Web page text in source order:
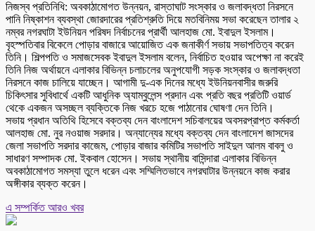
নিজস্ব প্রতিনিধি: অবকাঠামোগত উন্নয়ন, রাস্তাঘাট সংস্কার ও জলাবদ্ধতা নিরসনে
পানি নিষ্কাশন ব্যবস্থা জোরদারের প্রতিশ্রুতি দিয়ে মতবিনিময় সভা করেছেন তালার ২
নম্বর নগরঘাটা ইউনিয়ন পরিষদ নির্বাচনের প্রার্থী আলহাজ মো. ইবাদুল ইসলাম।
বৃহস্পতিবার বিকেলে পোড়ার বাজারে আয়োজিত এক জনাকীর্ণ সভায় সভাপতিত্ব করেন
তিনি। শিল্পপতি ও সমাজসেবক ইবাদুল ইসলাম বলেন, নির্বাচিত হওয়ার অপেক্ষা না করেই
তিনি নিজ অর্থায়নে এলাকার বিভিন্ন চলাচলের অনুপযোগী সড়ক সংস্কার ও জলাবদ্ধতা
নিরসনে কাজ চালিয়ে যাচ্ছেন। আগামী দু-এক দিনের মধ্যে ইউনিয়নবাসীর জরুরি
চিকিৎসার সুবিধার্থে একটি আধুনিক অ্যাম্বুলেন্স প্রদান এবং প্রতি বছর প্রতিটি ওয়ার্ড
থেকে একজন অসচ্ছল ব্যক্তিকে নিজ খরচে হজে পাঠানোর ঘোষণা দেন তিনি।
সভায় প্রধান অতিথি হিসেবে বক্তব্য দেন বাংলাদেশ সচিবালয়ের অবসরপ্রাপ্ত কর্মকর্তা
আলহাজ মো. নুর নওয়াজ সরদার। অন্যান্যের মধ্যে বক্তব্য দেন বাংলাদেশ জাসদের
জেলা সভাপতি সরদার কাজেম, পোড়ার বাজার কমিটির সভাপতি সাইদুল আলম বাবলু ও
সাধারণ সম্পাদক মো. ইকবাল হোসেন। সভায় স্থানীয় বাসিন্দারা এলাকার বিভিন্ন
অবকাঠামোগত সমস্যা তুলে ধরেন এবং সম্মিলিতভাবে নগরঘাটার উন্নয়নে কাজ করার
অঙ্গীকার ব্যক্ত করেন।
এ সম্পর্কিত আরও খবর